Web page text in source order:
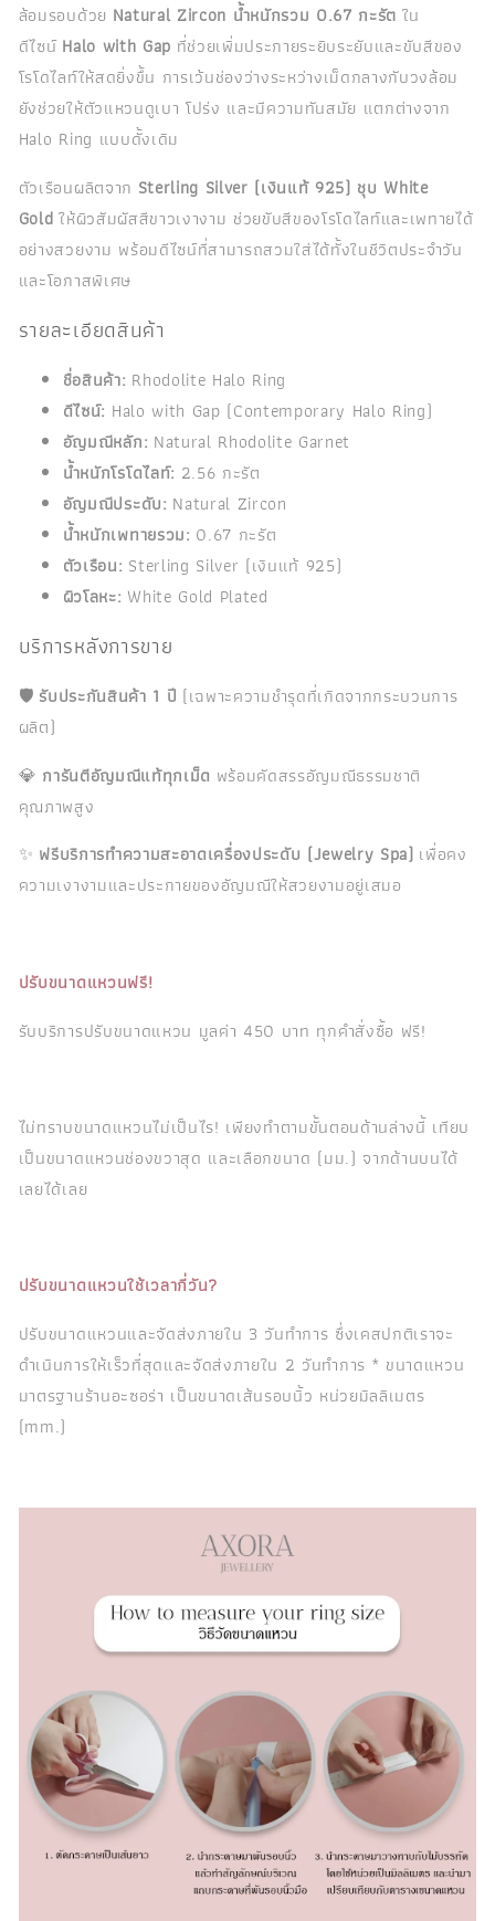
ล้อมรอบด้วย Natural Zircon น้ำหนักรวม 0.67 กะรัต ใน
ดีไซน์ Halo with Gap ที่ช่วยเพิ่มประกายระยิบระยับและขับสีของ
โรโดไลท์ให้สดยิ่งขึ้น การเว้นช่องว่างระหว่างเม็ดกลางกับวงล้อม
ยังช่วยให้ตัวแหวนดูเบา โปร่ง และมีความทันสมัย แตกต่างจาก
Halo Ring แบบดั้งเดิม
ตัวเรือนผลิตจาก Sterling Silver (เงินแท้ 925) ชุบ White
Gold ให้ผิวสัมผัสสีขาวเงางาม ช่วยขับสีของโรโดไลท์และเพทายได้
อย่างสวยงาม พร้อมดีไซน์ที่สามารถสวมใส่ได้ทั้งในชีวิตประจำวัน
และโอกาสพิเศษ
รายละเอียดสินค้า
ชื่อสินค้า: Rhodolite Halo Ring
ดีไซน์: Halo with Gap (Contemporary Halo Ring)
อัญมณีหลัก: Natural Rhodolite Garnet
น้ำหนักโรโดไลท์: 2.56 กะรัต
อัญมณีประดับ: Natural Zircon
น้ำหนักเพทายรวม: 0.67 กะรัต
ตัวเรือน: Sterling Silver (เงินแท้ 925)
ผิวโลหะ: White Gold Plated
บริการหลังการขาย
🛡️ รับประกันสินค้า 1 ปี (เฉพาะความชำรุดที่เกิดจากกระบวนการ
ผลิต)
💎 การันตีอัญมณีแท้ทุกเม็ด พร้อมคัดสรรอัญมณีธรรมชาติ
คุณภาพสูง
✨ ฟรีบริการทำความสะอาดเครื่องประดับ (Jewelry Spa) เพื่อคง
ความเงางามและประกายของอัญมณีให้สวยงามอยู่เสมอ
ปรับขนาดแหวนฟรี!
รับบริการปรับขนาดแหวน มูลค่า 450 บาท ทุกคำสั่งซื้อ ฟรี!
ไม่ทราบขนาดแหวนไม่เป็นไร! เพียงทำตามขั้นตอนด้านล่างนี้ เทียบ
เป็นขนาดแหวนช่องขวาสุด และเลือกขนาด (มม.) จากด้านบนได้
เลยได้เลย
ปรับขนาดแหวนใช้เวลากี่วัน?
ปรับขนาดแหวนและจัดส่งภายใน 3 วันทำการ ซึ่งเคสปกติเราจะ
ดำเนินการให้เร็วที่สุดและจัดส่งภายใน 2 วันทำการ * ขนาดแหวน
มาตรฐานร้านอะซอร่า เป็นขนาดเส้นรอบนิ้ว หน่วยมิลลิเมตร
(mm.)